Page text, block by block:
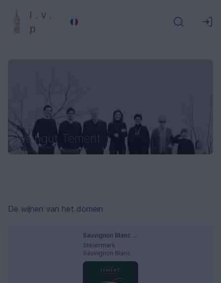
l . v .
p
Weingut Tement
De wijnen van het domein
Sauvignon Blanc Kalk und Kreide
Steiermark
Sauvignon Blanc